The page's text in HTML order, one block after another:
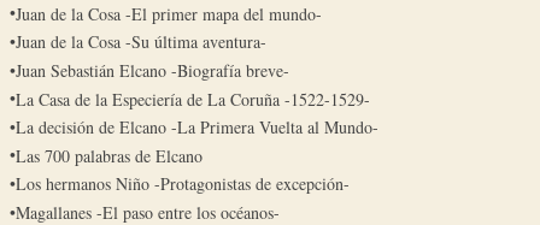
Juan de la Cosa -El primer mapa del mundo-
Juan de la Cosa -Su última aventura-
Juan Sebastián Elcano -Biografía breve-
La Casa de la Especiería de La Coruña -1522-1529-
La decisión de Elcano -La Primera Vuelta al Mundo-
Las 700 palabras de Elcano
Los hermanos Niño -Protagonistas de excepción-
Magallanes -El paso entre los océanos-